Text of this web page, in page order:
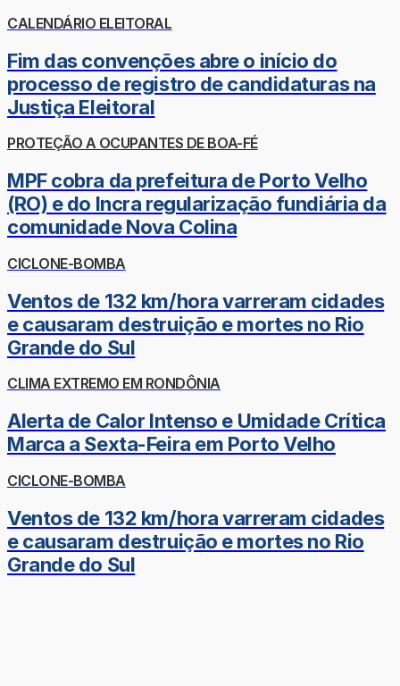
CALENDÁRIO ELEITORAL
Fim das convenções abre o início do
processo de registro de candidaturas na
Justiça Eleitoral
PROTEÇÃO A OCUPANTES DE BOA-FÉ
MPF cobra da prefeitura de Porto Velho
(RO) e do Incra regularização fundiária da
comunidade Nova Colina
CICLONE-BOMBA
Ventos de 132 km/hora varreram cidades
e causaram destruição e mortes no Rio
Grande do Sul
CLIMA EXTREMO EM RONDÔNIA
Alerta de Calor Intenso e Umidade Crítica
Marca a Sexta-Feira em Porto Velho
CICLONE-BOMBA
Ventos de 132 km/hora varreram cidades
e causaram destruição e mortes no Rio
Grande do Sul